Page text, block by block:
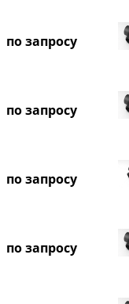
по запросу
по запросу
по запросу
по запросу